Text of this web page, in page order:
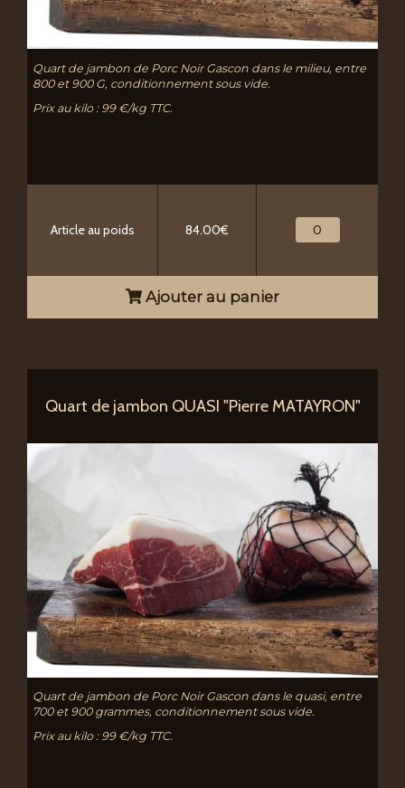
Quart de jambon de Porc Noir Gascon dans le milieu, entre
800 et 900 G, conditionnement sous vide.
Prix au kilo : 99 €/kg TTC.
Article au poids 84.00€
Ajouter au panier
Quart de jambon QUASI "Pierre MATAYRON"
Quart de jambon de Porc Noir Gascon dans le quasi, entre
700 et 900 grammes, conditionnement sous vide.
Prix au kilo : 99 €/kg TTC.